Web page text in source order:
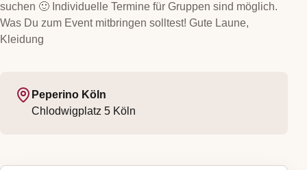
suchen 🙂 Individuelle Termine für Gruppen sind möglich.
Was Du zum Event mitbringen solltest! Gute Laune,
Kleidung
Peperino Köln
Chlodwigplatz 5 Köln